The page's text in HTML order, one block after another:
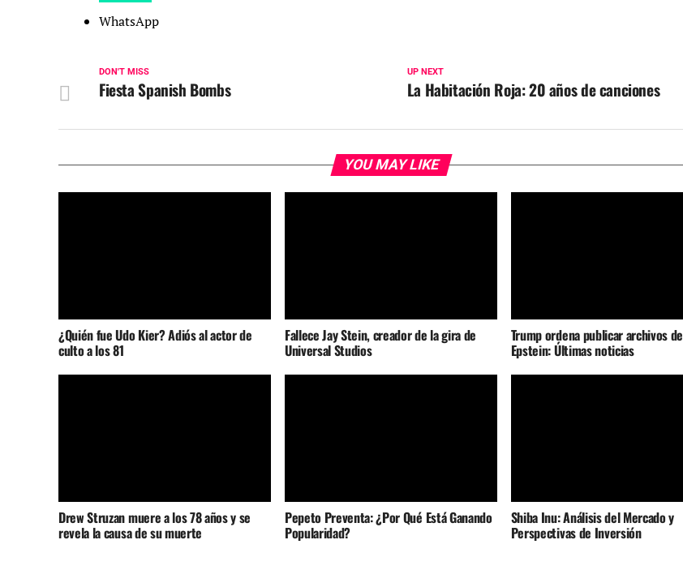
WhatsApp
UP NEXT
La Habitación Roja: 20 años de canciones
DON'T MISS
Fiesta Spanish Bombs
YOU MAY LIKE
¿Quién fue Udo Kier? Adiós al actor de
culto a los 81
Fallece Jay Stein, creador de la gira de
Universal Studios
Trump ordena publicar archivos de
Epstein: Últimas noticias
Drew Struzan muere a los 78 años y se
revela la causa de su muerte
Pepeto Preventa: ¿Por Qué Está Ganando
Popularidad?
Shiba Inu: Análisis del Mercado y
Perspectivas de Inversión